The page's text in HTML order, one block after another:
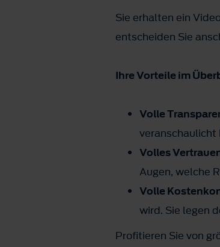
Sie erhalten ein
entscheiden Sie
Ihre Vorteile im
Volle
veranschaulicht
Volles
Augen, welche
Volle
wird. Sie legen
Profitieren Sie von